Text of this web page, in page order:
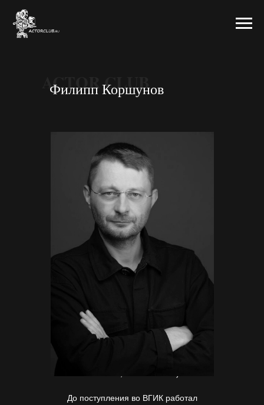
ACTOR CLUB
Филипп Коршунов
Окончил режиссёрский факультет ВГИКа
До поступления во ВГИК работал